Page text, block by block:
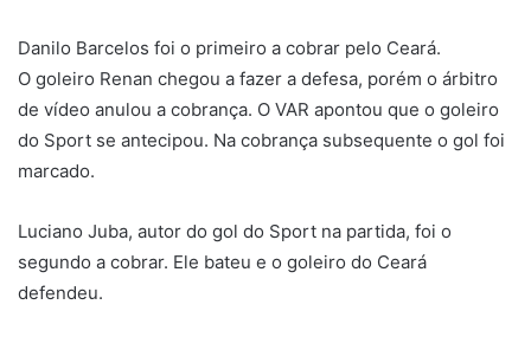
Danilo Barcelos foi o primeiro a cobrar pelo Ceará.
O goleiro Renan chegou a fazer a defesa, porém o árbitro
de vídeo anulou a cobrança. O VAR apontou que o goleiro
do Sport se antecipou. Na cobrança subsequente o gol foi
marcado.
Luciano Juba, autor do gol do Sport na partida, foi o
segundo a cobrar. Ele bateu e o goleiro do Ceará
defendeu.